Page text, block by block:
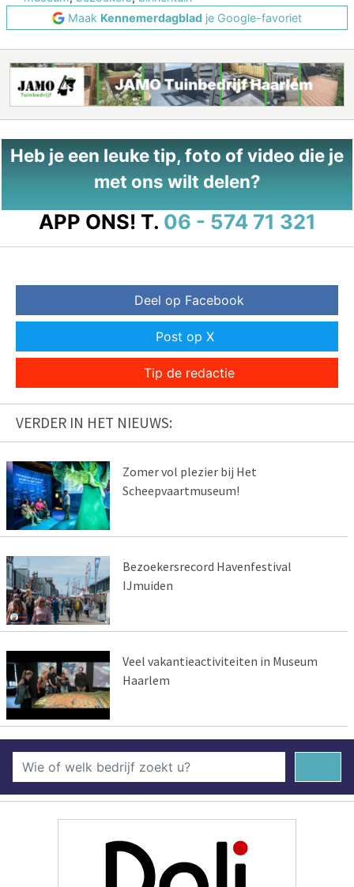
Maak Kennemerdagblad je Google-favoriet
Heb je een leuke tip, foto of video die je
met ons wilt delen?
APP ONS! T. 06 - 574 71 321
Deel op Facebook
Post op X
Tip de redactie
VERDER IN HET NIEUWS:
Zomer vol plezier bij Het
Scheepvaartmuseum!
Bezoekersrecord Havenfestival
IJmuiden
Veel vakantieactiviteiten in Museum
Haarlem